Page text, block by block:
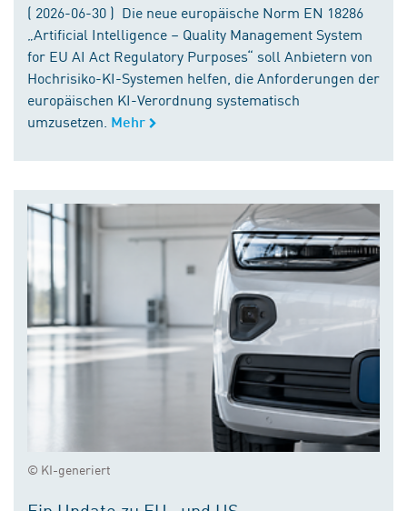
( 2026-06-30 ) Die neue europäische Norm EN 18286
„Artificial Intelligence – Quality Management System
for EU AI Act Regulatory Purposes“ soll Anbietern von
Hochrisiko-KI-Systemen helfen, die Anforderungen der
europäischen KI-Verordnung systematisch
umzusetzen. Mehr
© KI-generiert